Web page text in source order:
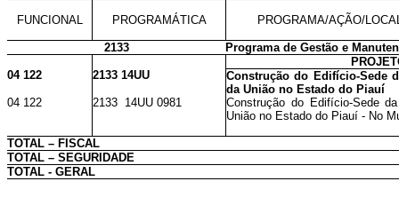
FUNCIONAL PROGRAMÁTICA PROGRAMA/AÇÃO/
2133
Programa de Gestão e
04 122
2133 14UU
Construção do Edifício-Sede
da União no Estado do Piauí
04 122
2133 14UU 0981
Construção do Edifício-Sede
União no Estado do Piauí - No
TOTAL – FISCAL
TOTAL – SEGURIDADE
TOTAL - GERAL